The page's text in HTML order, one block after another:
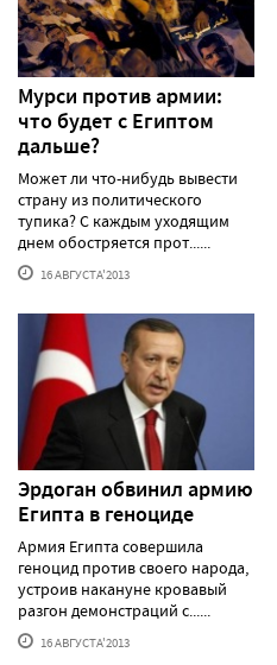
Мурси против армии:
что будет с Египтом
дальше?
Может ли что-нибудь вывести
страну из политического
тупика? С каждым уходящим
днем обостряется прот......
16 АВГУСТА'2013
Эрдоган обвинил армию
Египта в геноциде
Армия Египта совершила
геноцид против своего народа,
устроив накануне кровавый
разгон демонстраций с......
16 АВГУСТА'2013